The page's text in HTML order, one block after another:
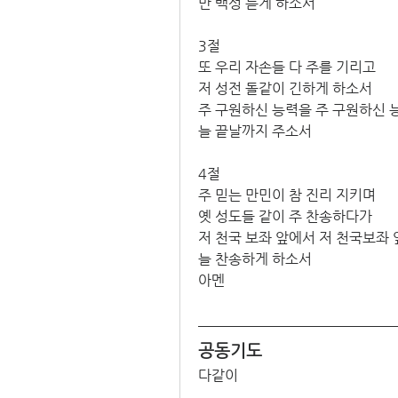
3절
또 우리 자손들 다 주를 기리고
저 성전 돌같이 긴하게 하소서
주 구원하신 능력을 주 구원하신
늘 끝날까지 주소서
4절
주 믿는 만민이 참 진리 지키며
옛 성도들 같이 주 찬송하다가
저 천국 보좌 앞에서 저 천국보좌
늘 찬송하게 하소서
아멘
공동기도
다같이